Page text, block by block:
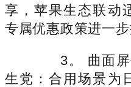
享，苹果生态联动
专属优惠政策进一步
3。 曲面屏
生党：合用场景为